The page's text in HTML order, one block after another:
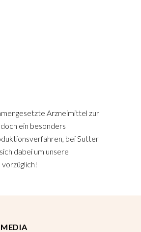
Arzneimittel zur
ein besonders
bei Sutter
dabei um unsere